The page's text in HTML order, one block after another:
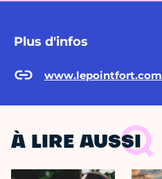
Plus d'infos
www.lepointfort.com
À LIRE AUSSI